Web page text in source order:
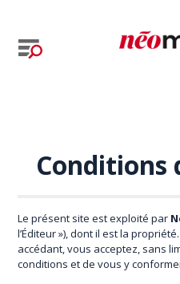
Le présent site est exploité par
l’Éditeur »), dont il est la
accédant, vous acceptez, sans
conditions et de vous y